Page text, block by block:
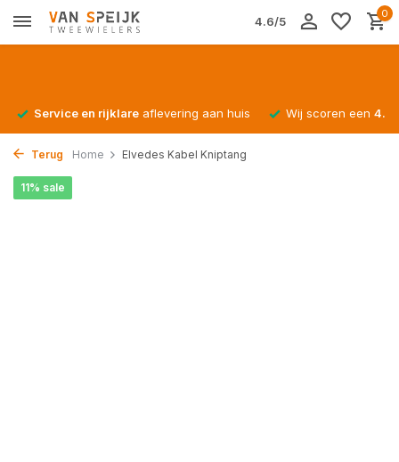
4.6/5
0
Service en rijklare aflevering aan huis Wij scoren een
Terug Home Elvedes Kabel Kniptang
11% sale